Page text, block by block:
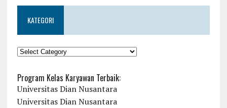
KATEGORI
KATEGORI
Program Kelas Karyawan Terbaik:
Universitas Dian Nusantara
Universitas Dian Nusantara